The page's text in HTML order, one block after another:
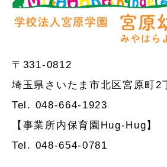
〒331-0812
埼玉県さいたま市北区宮原町2
Tel. 048-664-1923
【事業所内保育園Hug-Hug】
Tel. 048-654-0781